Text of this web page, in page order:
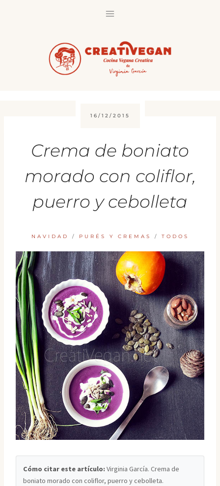
16/12/2015
Crema de boniato
morado con coliflor,
puerro y cebolleta
NAVIDAD / PURÉS Y CREMAS / TODOS
Cómo citar este artículo: Virginia García. Crema de
boniato morado con coliflor, puerro y cebolleta.